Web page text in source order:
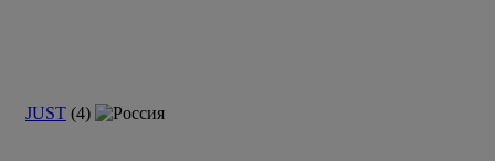
JUST (4)